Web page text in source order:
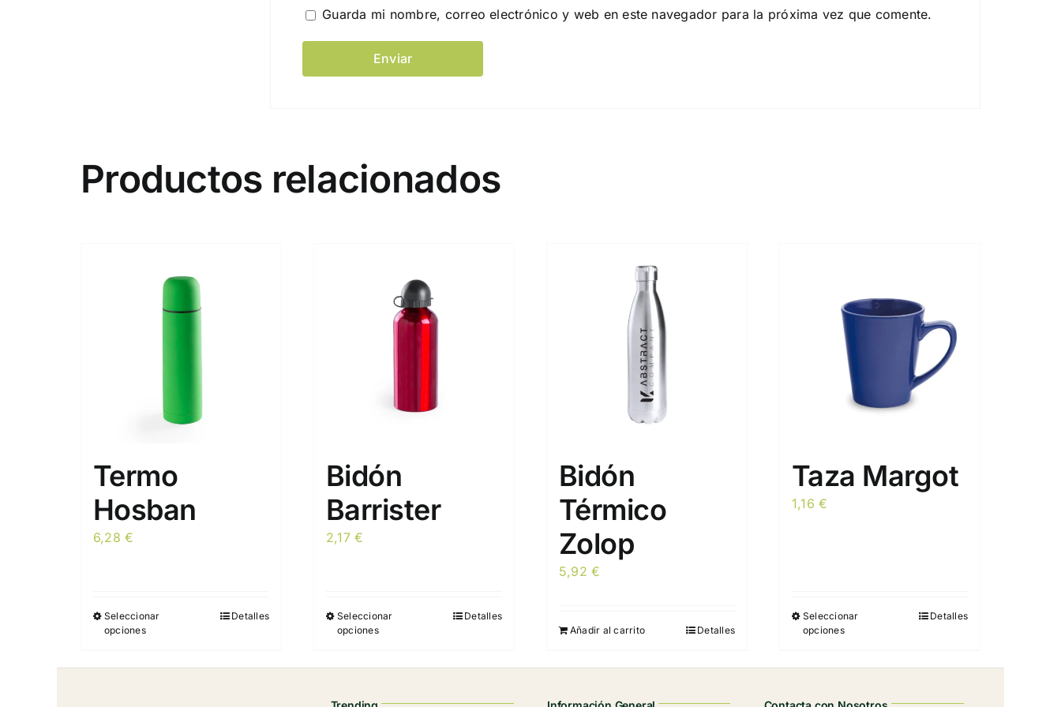
Guarda mi nombre, correo electrónico y web en este navegador para la próxima vez que comente.
Productos relacionados
Termo
Hosban
6,28€
Seleccionar
opciones
Detalles
Bidón
Barrister
2,17€
Seleccionar
opciones
variantes.
Detalles
Bidón
Térmico
Zolop
5,92€
Añadir al carrito Detalles
Taza Margot
1,16€
Seleccionar
opciones
variantes.
Detalles